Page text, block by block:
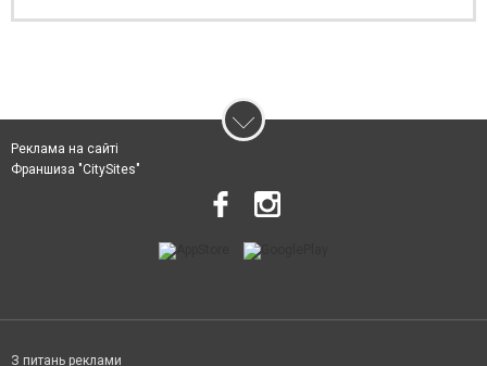
Реклама на сайті
Франшиза "CitySites"
З питань реклами